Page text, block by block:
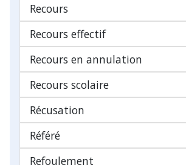
Recours
Recours effectif
Recours en annulation
Recours scolaire
Récusation
Référé
Refoulement